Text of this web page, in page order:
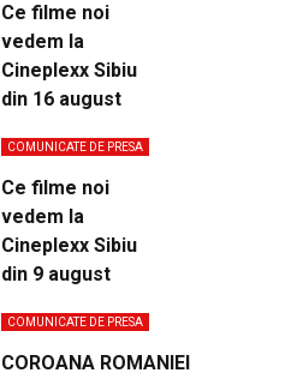
Ce filme noi
vedem la
Cineplexx Sibiu
din 16 august
COMUNICATE DE PRESA
Ce filme noi
vedem la
Cineplexx Sibiu
din 9 august
COMUNICATE DE PRESA
COROANA ROMANIEI